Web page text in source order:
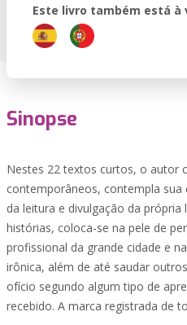
Este livro também está à
Sinopse
Nestes 22 textos curtos, o autor
contemporâneos, contempla sua
da leitura e divulgação da
histórias, coloca-se na pele de
profissional da grande cidade e
irônica, além de até saudar
ofício segundo algum tipo de
recebido. A marca registrada de